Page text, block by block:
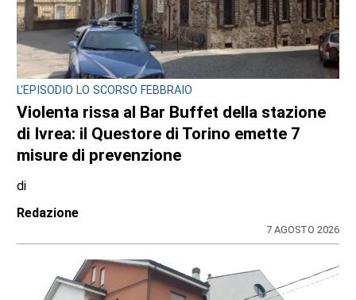
L'EPISODIO LO SCORSO FEBBRAIO
Violenta rissa al Bar Buffet della stazione
di Ivrea: il Questore di Torino emette 7
misure di prevenzione
di
Redazione
7 AGOSTO 2026